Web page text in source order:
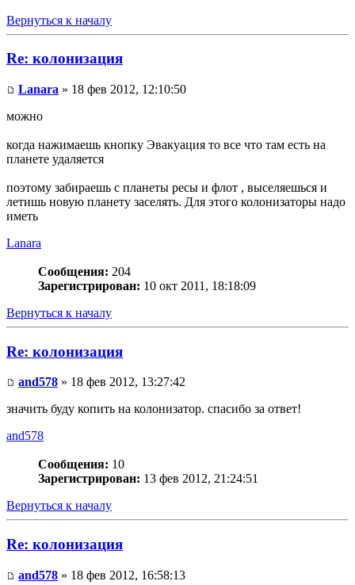
Вернуться к началу
Re: колонизация
Lanara » 18 фев 2012, 12:10:50
можно
когда нажимаешь кнопку Эвакуация то все что там есть на
планете удаляется
поэтому забираешь с планеты ресы и флот , выселяешься и
летишь новую планету заселять. Для этого колонизаторы надо
иметь
Lanara
Сообщения: 204
Зарегистрирован: 10 окт 2011, 18:18:09
Вернуться к началу
Re: колонизация
and578 » 18 фев 2012, 13:27:42
значить буду копить на колонизатор. спасибо за ответ!
and578
Сообщения: 10
Зарегистрирован: 13 фев 2012, 21:24:51
Вернуться к началу
Re: колонизация
and578 » 18 фев 2012, 16:58:13